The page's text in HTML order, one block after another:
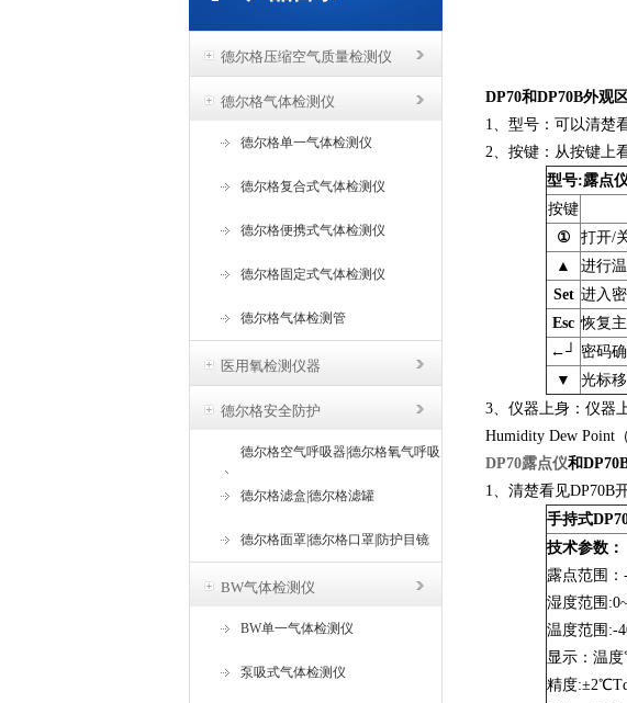
德尔格压缩空气质量检测仪
德尔格气体检测仪
德尔格单一气体检测仪
德尔格复合式气体检测仪
德尔格便携式气体检测仪
德尔格固定式气体检测仪
德尔格气体检测管
医用氧检测仪器
德尔格安全防护
德尔格空气呼吸器|德尔格氧气呼吸
器
德尔格滤盒|德尔格滤罐
德尔格面罩|德尔格口罩|防护目镜
BW气体检测仪
BW单一气体检测仪
泵吸式气体检测仪
DP70和DP70B外观
1、型号：可以清楚
2、按键：从按键上
型号:露点
按键
①
打开/
▲
进行
Set 进入
Esc 恢复
←┘ 密码
▼
光标
3、仪器上身：仪器
Humidity Dew Point
DP70露点仪和
1、清楚看见DP70B
手持式
技术参数：
露点范围
湿度范围
温度范围:-
显示：温
精度